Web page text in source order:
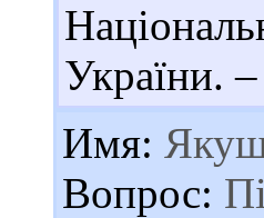
України.
Имя:
Вопрос: